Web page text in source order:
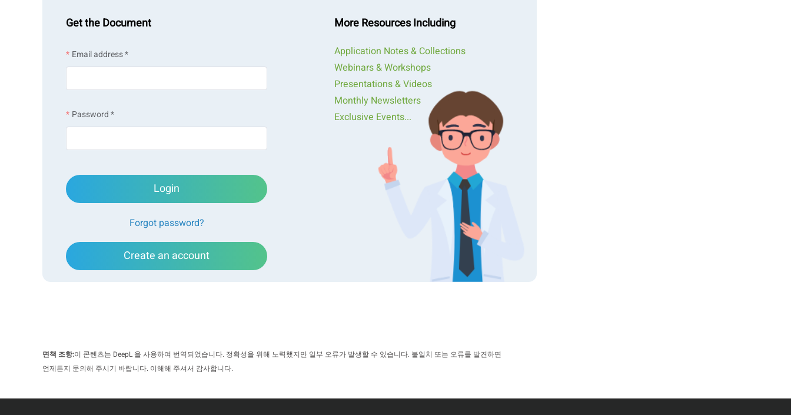
Get the Document
Email address *
Password *
Login
Forgot password?
Create an account
More Resources Including
Application Notes & Collections
Webinars & Workshops
Presentations & Videos
Monthly Newsletters
Exclusive Events...
면책 조항:이 콘텐츠는 DeepL 을 사용하여 번역되었습니다. 정확성을 위해 노력했지만 일부 오류가 발생할 수 있습니다. 불일치 또는 오류를 발견하면
언제든지 문의해 주시기 바랍니다. 이해해 주셔서 감사합니다.